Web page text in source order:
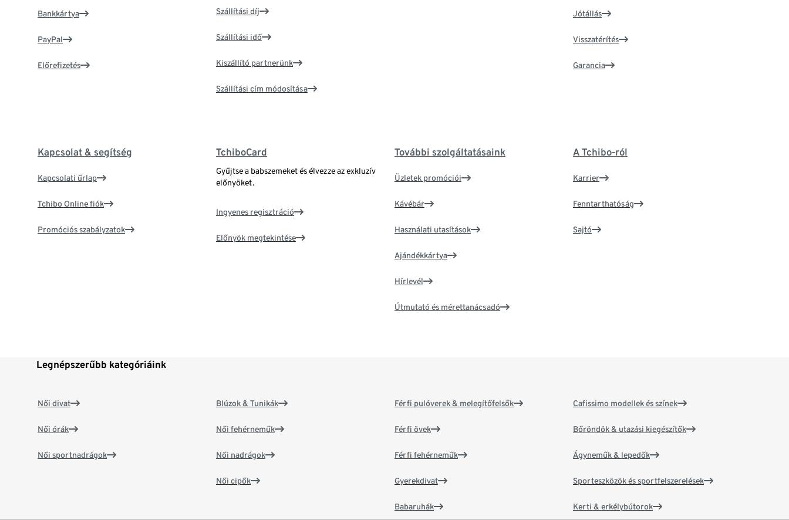
Bankkártya
PayPal
Előrefizetés
Szállítási díj
Szállítási idő
Kiszállító partnerünk
Szállítási cím módosítása
Jótállás
Visszatérítés
Garancia
Kapcsolat & segítség
Kapcsolati űrlap
Tchibo Online fiók
Promóciós szabályzatok
TchiboCard
Gyűjtse a babszemeket és élvezze az exkluzív
előnyöket.
Ingyenes regisztráció
Előnyök megtekintése
További szolgáltatásaink
Üzletek promóciói
Kávébár
Használati utasítások
Ajándékkártya
Hírlevél
Útmutató és mérettanácsadó
A Tchibo-ról
Karrier
Fenntarthatóság
Sajtó
Legnépszerűbb kategóriáink
Női divat
Női órák
Női sportnadrágok
Blúzok & Tunikák
Női fehérneműk
Női nadrágok
Női cipők
Férfi pulóverek & melegítőfelsők
Férfi övek
Férfi fehérneműk
Gyerekdivat
Babaruhák
Cafissimo modellek és színek
Bőröndök & utazási kiegészítők
Ágyneműk & lepedők
Sporteszközök és sportfelszerelések
Kerti & erkélybútorok